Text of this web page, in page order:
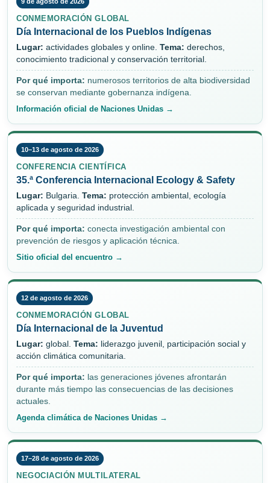
CONMEMORACIÓN GLOBAL
Día Internacional de los Pueblos Indígenas
Lugar: actividades globales y online. Tema: derechos,
conocimiento tradicional y conservación territorial.
Por qué importa: numerosos territorios de alta biodiversidad
se conservan mediante gobernanza indígena.
Información oficial de Naciones Unidas →
10–13 de agosto de 2026
CONFERENCIA CIENTÍFICA
35.ª Conferencia Internacional Ecology & Safety
Lugar: Bulgaria. Tema: protección ambiental, ecología
aplicada y seguridad industrial.
Por qué importa: conecta investigación ambiental con
prevención de riesgos y aplicación técnica.
Sitio oficial del encuentro →
12 de agosto de 2026
CONMEMORACIÓN GLOBAL
Día Internacional de la Juventud
Lugar: global. Tema: liderazgo juvenil, participación social y
acción climática comunitaria.
Por qué importa: las generaciones jóvenes afrontarán
durante más tiempo las consecuencias de las decisiones
actuales.
Agenda climática de Naciones Unidas →
17–28 de agosto de 2026
NEGOCIACIÓN MULTILATERAL